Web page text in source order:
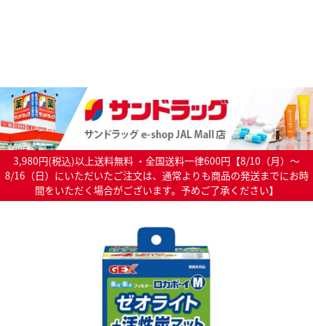
3,980円(税込)以上送料無料 ・全国送料一律600円【8/10（月）～
8/16（日）にいただいたご注文は、通常よりも商品の発送までにお時
間をいただく場合がございます。予めご了承ください】